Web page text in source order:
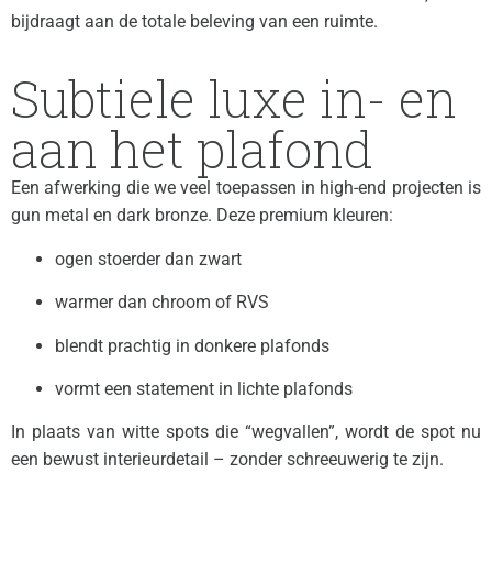
bijdraagt aan de totale beleving van een ruimte.
Subtiele luxe in- en
aan het plafond
Een afwerking die we veel toepassen in high-end projecten is
gun metal en dark bronze. Deze premium kleuren:
ogen stoerder dan zwart
warmer dan chroom of RVS
blendt prachtig in donkere plafonds
vormt een statement in lichte plafonds
In plaats van witte spots die “wegvallen”, wordt de spot nu
een bewust interieurdetail – zonder schreeuwerig te zijn.